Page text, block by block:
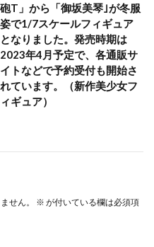
砲T」から「御坂美琴｣が冬服
姿で1/7スケールフィギュア
となりました。発売時期は
2023年4月予定で、各通販サ
イトなどで予約受付も開始さ
れています。（新作美少女フ
ィギュア）
せん。 ※ が付いている欄は必須項